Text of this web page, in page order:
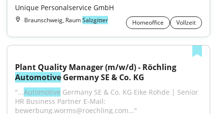
Unique Personalservice GmbH
Braunschweig, RaumSalzgitter Homeoffice Vollzeit
Automotive Germany SE & Co. KG
"...Automotive Germany SE & Co. KG Eike Rohde | Senior
HR Business Partner E-Mail:
bewerbung.worms@roechling.com..."